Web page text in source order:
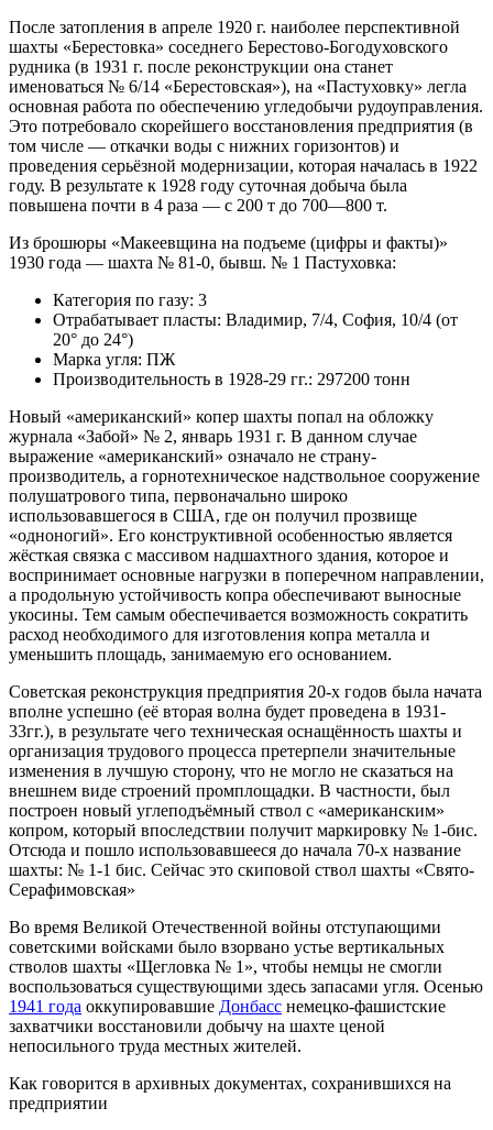
После затопления в апреле 1920 г. наиболее перспективной
шахты «Берестовка» соседнего Берестово-Богодуховского
рудника (в 1931 г. после реконструкции она станет
именоваться № 6/14 «Берестовская»), на «Пастуховку» легла
основная работа по обеспечению угледобычи рудоуправления.
Это потребовало скорейшего восстановления предприятия (в
том числе — откачки воды с нижних горизонтов) и
проведения серьёзной модернизации, которая началась в 1922
году. В результате к 1928 году суточная добыча была
повышена почти в 4 раза — с 200 т до 700—800 т.
Из брошюры «Макеевщина на подъеме (цифры и факты)»
1930 года — шахта № 81-0, бывш. № 1 Пастуховка:
Категория по газу: 3
Отрабатывает пласты: Владимир, 7/4, София, 10/4 (от
20° до 24°)
Марка угля: ПЖ
Производительность в 1928-29 гг.: 297200 тонн
Новый «американский» копер шахты попал на обложку
журнала «Забой» № 2, январь 1931 г. В данном случае
выражение «американский» означало не страну-
производитель, а горнотехническое надствольное сооружение
полушатрового типа, первоначально широко
использовавшегося в США, где он получил прозвище
«одноногий». Его конструктивной особенностью является
жёсткая связка с массивом надшахтного здания, которое и
воспринимает основные нагрузки в поперечном направлении,
а продольную устойчивость копра обеспечивают выносные
укосины. Тем самым обеспечивается возможность сократить
расход необходимого для изготовления копра металла и
уменьшить площадь, занимаемую его основанием.
Советская реконструкция предприятия 20-х годов была начата
вполне успешно (её вторая волна будет проведена в 1931-
33гг.), в результате чего техническая оснащённость шахты и
организация трудового процесса претерпели значительные
изменения в лучшую сторону, что не могло не сказаться на
внешнем виде строений промплощадки. В частности, был
построен новый углеподъёмный ствол с «американским»
копром, который впоследствии получит маркировку № 1-бис.
Отсюда и пошло использовавшееся до начала 70-х название
шахты: № 1-1 бис. Сейчас это скиповой ствол шахты «Свято-
Серафимовская»
Во время Великой Отечественной войны отступающими
советскими войсками было взорвано устье вертикальных
стволов шахты «Щегловка № 1», чтобы немцы не смогли
воспользоваться существующими здесь запасами угля. Осенью
1941 года оккупировавшие Донбасс немецко-фашистские
захватчики восстановили добычу на шахте ценой
непосильного труда местных жителей.
Как говорится в архивных документах, сохранившихся на
предприятии